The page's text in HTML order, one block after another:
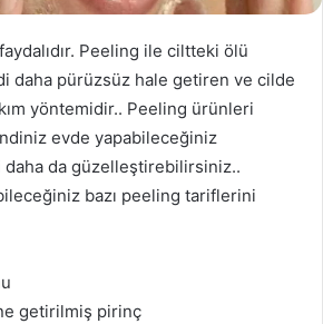
Peeling ile ciltteki ölü
daha pürüzsüz hale getiren ve cilde
yöntemidir.. Peeling ürünleri
evde yapabileceğiniz
da güzelleştirebilirsiniz..
bazı peeling tariflerini
getirilmiş pirinç